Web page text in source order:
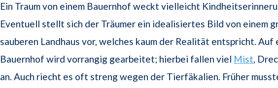
Ein Traum von einem Bauernhof weckt vielleicht
Eventuell stellt sich der Träumer ein idealisiertes Bild von einem
sauberen Landhaus vor, welches kaum der Realität entspricht. Auf
Bauernhof wird vorrangig gearbeitet; hierbei fallen viel Mist,
an. Auch riecht es oft streng wegen der Tierfäkalien. Früher